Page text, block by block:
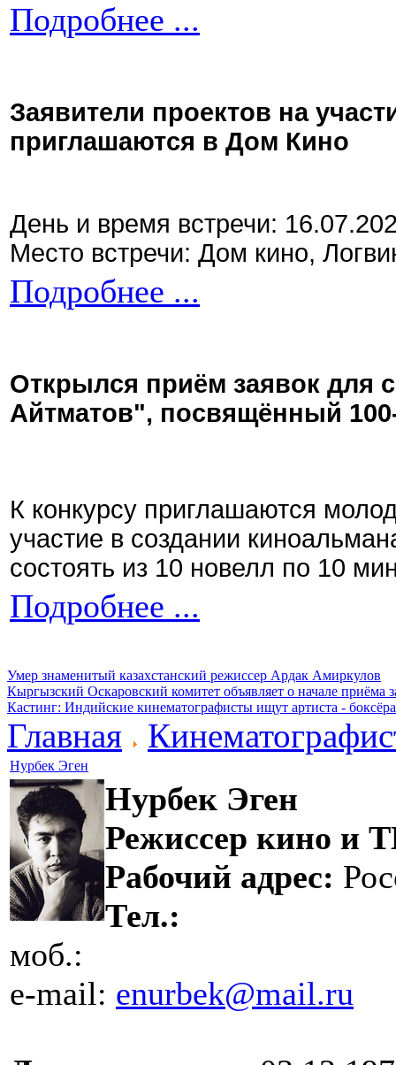
Подробнее ...
Заявители проектов на
приглашаются в Дом Кино
День и время встречи:
Место встречи: Дом кино,
Подробнее ...
Открылся приём заявок для
Айтматов", посвящённый
К конкурсу приглашаются
участие в создании
состоять из 10 новелл по 10
Подробнее ...
Умер знаменитый казахстанский режиссер Ардак Амиркулов
Кыргызский Оскаровский комитет объявляет о начале приёма
Кастинг: Индийские кинематографисты ищут артиста -
Главная
Нурбек Эген
Нурбек Эген
Режиссер кино и
Рабочий адрес:
Тел.:
моб.:
e-mail: enurbek@mail.ru